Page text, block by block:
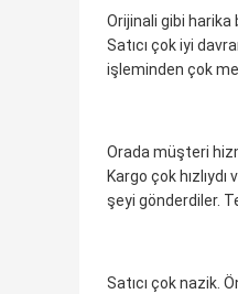
Orijinali gibi harika
Satıcı çok iyi
işleminden çok
Orada müşteri
Kargo çok
şeyi gönderdiler.
Satıcı çok nazik.